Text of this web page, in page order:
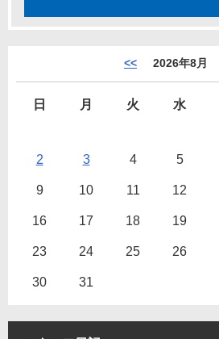
<< 2026年8月
日 月 火 水
2 3 4 5
9 10 11 12
16 17 18 19
23 24 25 26
30 31